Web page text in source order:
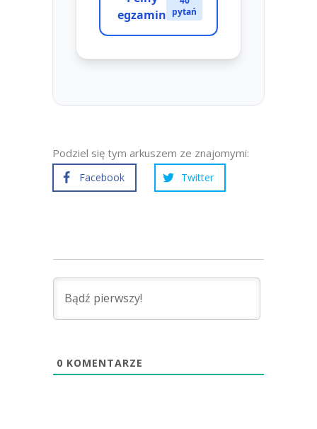
Podziel się tym arkuszem ze znajomymi:
Facebook Twitter
0 KOMENTARZE